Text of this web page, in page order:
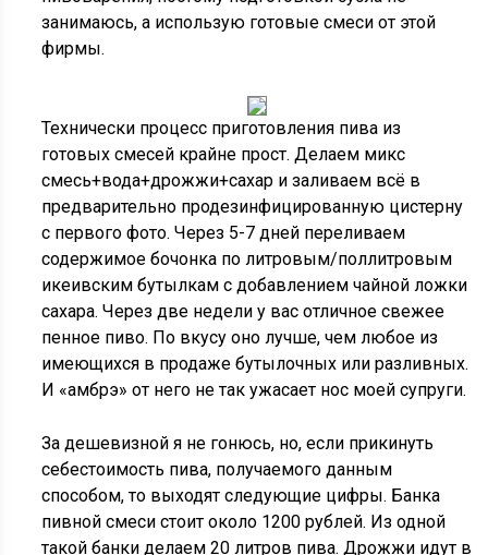
занимаюсь, а использую готовые смеси от этой
фирмы.
Технически процесс приготовления пива из
готовых смесей крайне прост. Делаем микс
смесь+вода+дрожжи+сахар и заливаем всё в
предварительно продезинфицированную цистерну
с первого фото. Через 5-7 дней переливаем
содержимое бочонка по литровым/поллитровым
икеивским бутылкам с добавлением чайной ложки
сахара. Через две недели у вас отличное свежее
пенное пиво. По вкусу оно лучше, чем любое из
имеющихся в продаже бутылочных или разливных.
И «амбрэ» от него не так ужасает нос моей супруги.
За дешевизной я не гонюсь, но, если прикинуть
себестоимость пива, получаемого данным
способом, то выходят следующие цифры. Банка
пивной смеси стоит около 1200 рублей. Из одной
такой банки делаем 20 литров пива. Дрожжи идут в